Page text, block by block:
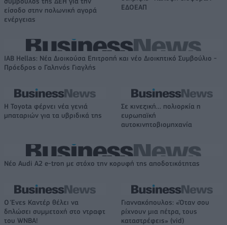
είσοδο στην πολωνική αγορά
ενέργειας
ΕΔΟΕΑΠ
IAB Hellas: Νέα Διοικούσα Επιτροπή και νέο Διοικητικό Συμβούλιο -
Πρόεδρος ο Γαληνός Γιαγλής
Η Toyota φέρνει νέα γενιά
μπαταριών για τα υβριδικά της
Σε κινεζική… πολιορκία η
ευρωπαϊκή
αυτοκινητοβιομηχανία
Νέο Audi A2 e-tron με στόχο την κορυφή της αποδοτικότητας
Ο Ένες Καντέρ θέλει να
δηλώσει συμμετοχή στο ντραφτ
του WNBA!
Γιαννακόπουλος: «Όταν σου
ρίχνουν μια πέτρα, τους
καταστρέφεις» (vid)